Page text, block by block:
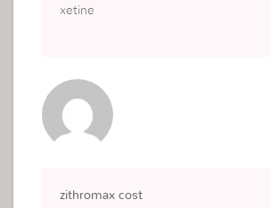
xetine
zithromax cost